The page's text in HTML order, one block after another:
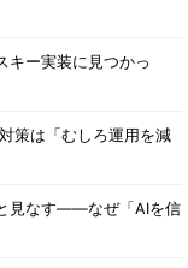
ー実装に見つかっ
策は「むしろ運用を減
見なす――なぜ「AIを信